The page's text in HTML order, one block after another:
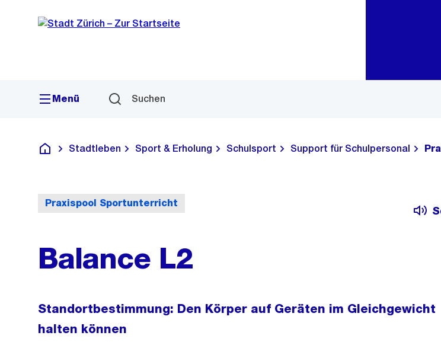
Navigation
Sprunglink
Menü Suchen
Deutsch
Stadtleben Sport & Erholung Schulsport Support für Schulpersonal
Praxispool Sportunterricht
Balance L2
Standortbestimmung: Den Körper auf Geräten im Gleichgewicht
halten können